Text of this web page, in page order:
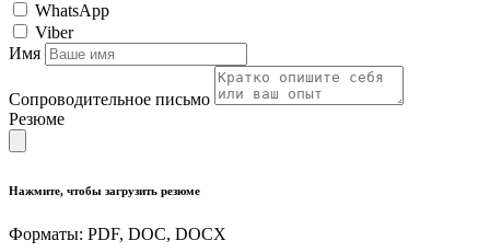
WhatsApp
Viber
Имя
Сопроводительное письмо
Резюме
Нажмите, чтобы загрузить резюме
Форматы: PDF, DOC, DOCX